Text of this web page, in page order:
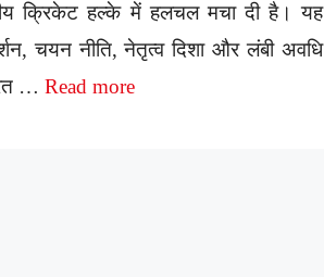
क्रिकेट हल्के में हलचल मचा दी है। यह
चयन नीति, नेतृत्व दिशा और लंबी अवधि
… Read more